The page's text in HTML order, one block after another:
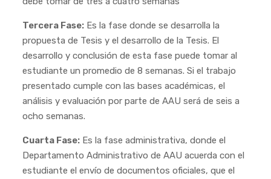
Tercera Fase:Es la fase donde se desarrolla la
propuesta de Tesis y el desarrollo de la Tesis. El
desarrollo y conclusión de esta fase puede tomar al
estudiante un promedio de 8 semanas. Si el trabajo
presentado cumple con las bases académicas, el
análisis y evaluación por parte de AAU será de seis a
ocho semanas.
Cuarta Fase:Es la fase administrativa, donde el
Departamento Administrativo de AAU acuerda con el
estudiante el envío de documentos oficiales, que el